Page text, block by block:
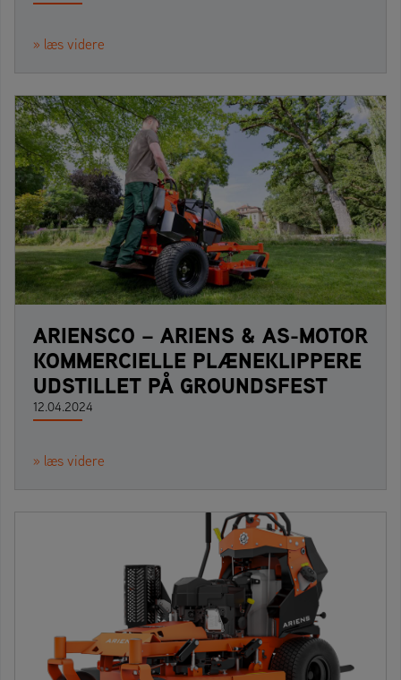
» læs videre
ARIENSCO – ARIENS & AS-MOTOR
KOMMERCIELLE PLÆNEKLIPPERE
UDSTILLET PÅ GROUNDSFEST
12.04.2024
» læs videre